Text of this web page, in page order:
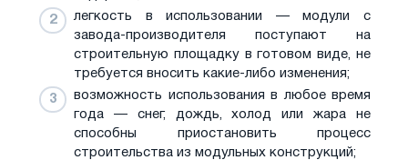
легкость в использовании — модули с
завода-производителя поступают на
строительную площадку в готовом виде, не
требуется вносить какие-либо изменения;
возможность использования в любое время
года — снег, дождь, холод или жара не
способны приостановить процесс
строительства из модульных конструкций;